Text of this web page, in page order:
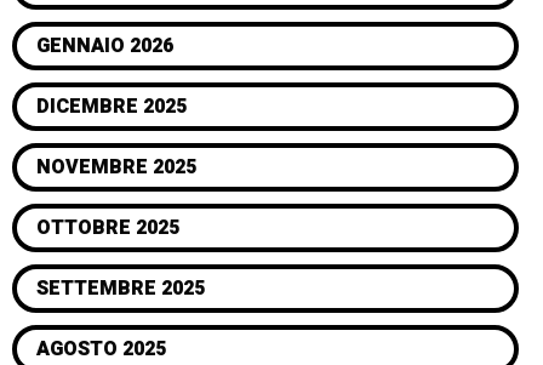
GENNAIO 2026
DICEMBRE 2025
NOVEMBRE 2025
OTTOBRE 2025
SETTEMBRE 2025
AGOSTO 2025